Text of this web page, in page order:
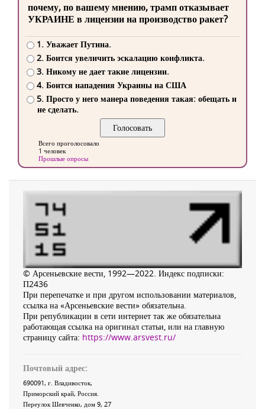
почему, по вашему мнению, трамп отказывает
УКРАИНЕ в лицензии на производство ракет?
1. Уважает Путина.
2. Боится увеличить эскалацию конфликта.
3. Никому не дает такие лицензии.
4. Боится нападения Украины на США
5. Просто у него манера поведения такая: обещать и
не сделать.
Всего проголосовало
1 человек
Прошлые опросы
© Арсеньевские вести, 1992—2022. Индекс подписки:
П2436
При перепечатке и при другом использовании материалов,
ссылка на «Арсеньевские вести» обязательна.
При републикации в сети интернет так же обязательна
работающая ссылка на оригинал статьи, или на главную
страницу сайта: https://www.arsvest.ru/
Почтовый адрес:
690091, г. Владивосток,
Приморский край, Россия
Переулок Шевченко, дом 9, 27